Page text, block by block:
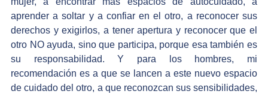
aprender a soltar y a confiar en el otro, a reconocer sus
derechos y exigirlos, a tener apertura y reconocer que el
otro NO ayuda, sino que participa, porque esa también es
su responsabilidad. Y para los hombres, mi
recomendación es a que se lancen a este nuevo espacio
de cuidado del otro, a que reconozcan sus sensibilidades,